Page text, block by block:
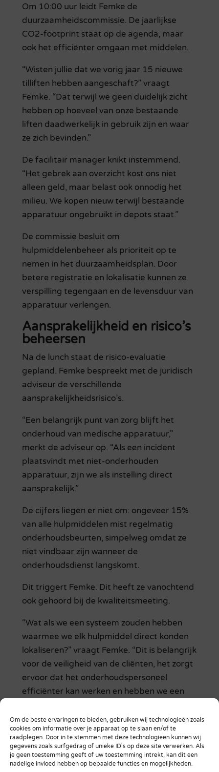
Om de beste ervaringen te bieden, gebruiken wij technologieën zoals
cookies om informatie over je apparaat op te slaan en/of te
raadplegen. Door in te stemmen met deze technologieën kunnen wij
gegevens zoals surfgedrag of unieke ID's op deze site verwerken. Als
je geen toestemming geeft of uw toestemming intrekt, kan dit een
nadelige invloed hebben op bepaalde functies en mogelijkheden.
Om 10:00 uur leidt Femke de
duurzaamheidscommissie. De jaarlijkse
CO2-footprint staat op de agenda, maar
ook het efficiënter omgaan met middelen.
“Wisten jullie dat we vorig jaar 15 nieuwe
tilliften hebben aangeschaft?” vraagt
Femke. “Dat terwijl we geen duidelijk zicht
hebben op hoeveel van onze bestaande
liften daadwerkelijk in gebruik zijn en waar
ze zich bevinden.”
De facilitair manager knikt instemmend.
“Het gebrek aan overzicht kost ons niet
alleen geld, maar belast ook onnodig het
milieu. We kopen nieuw terwijl bestaande
apparatuur ongebruikt in depots staat.”
De commissie besluit om
hulpmiddelenbeheer als prioriteit op te
nemen in het duurzaamheidsplan. Door
betere registratie en lokalisatie kunnen ze
verspilling tegengaan en de levensduur van
apparatuur verlengen.
Aansprakelijkheid en risico’s
beheersen
Na de lunch staat de risico-evaluatie
gepland. Femke bespreekt met de juridisch
adviseur de verschillende
aansprakelijkheidsrisico’s.
“Een belangrijk punt van zorg blijft het
onderhoud van medische apparatuur,”
merkt de adviseur op. “Als een incident
plaatsvindt met niet-onderhouden
apparatuur, zijn we als instelling direct
aansprakelijk.”
De cijfers liegen er niet om: ongeveer 15%
van alle hulpmiddelen mist regelmatig
onderhoudsbeurten, simpelweg omdat ze
niet vindbaar zijn wanneer de
onderhoudsdienst langskomt.
Dit triggert Femke. Dit heeft ze vanochtend
ook gehoord bij de kwaliteitsmeeting.
“Wat als we een systeem zouden hebben
waarmee we elk hulpmiddel direct konden
lokaliseren?” vraagt Femke. “Dit is belangrijk
voor de veiligheid van de cliënten, het zorgt
ervoor dat het onderhoudspersoneel
efficiënter kan werken en hebben we een
apparatuur.”
Strategische beslissingen
nemen